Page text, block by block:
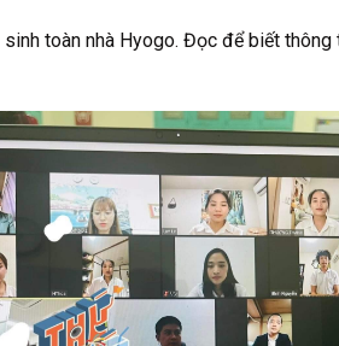
toàn nhà Hyogo. Đọc để biết thông